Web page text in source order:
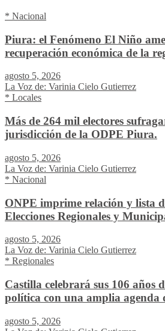
* Nacional
Piura: el Fenómeno El Niño
recuperación económica de la
agosto 5, 2026
La Voz de: Varinia Cielo Gutierrez
* Locales
Más de 264 mil electores
jurisdicción de la ODPE Piura.
agosto 5, 2026
La Voz de: Varinia Cielo Gutierrez
* Nacional
ONPE imprime relación y lista
Elecciones Regionales y
agosto 5, 2026
La Voz de: Varinia Cielo Gutierrez
* Regionales
Castilla celebrará sus 106 años
política con una amplia agenda
agosto 5, 2026